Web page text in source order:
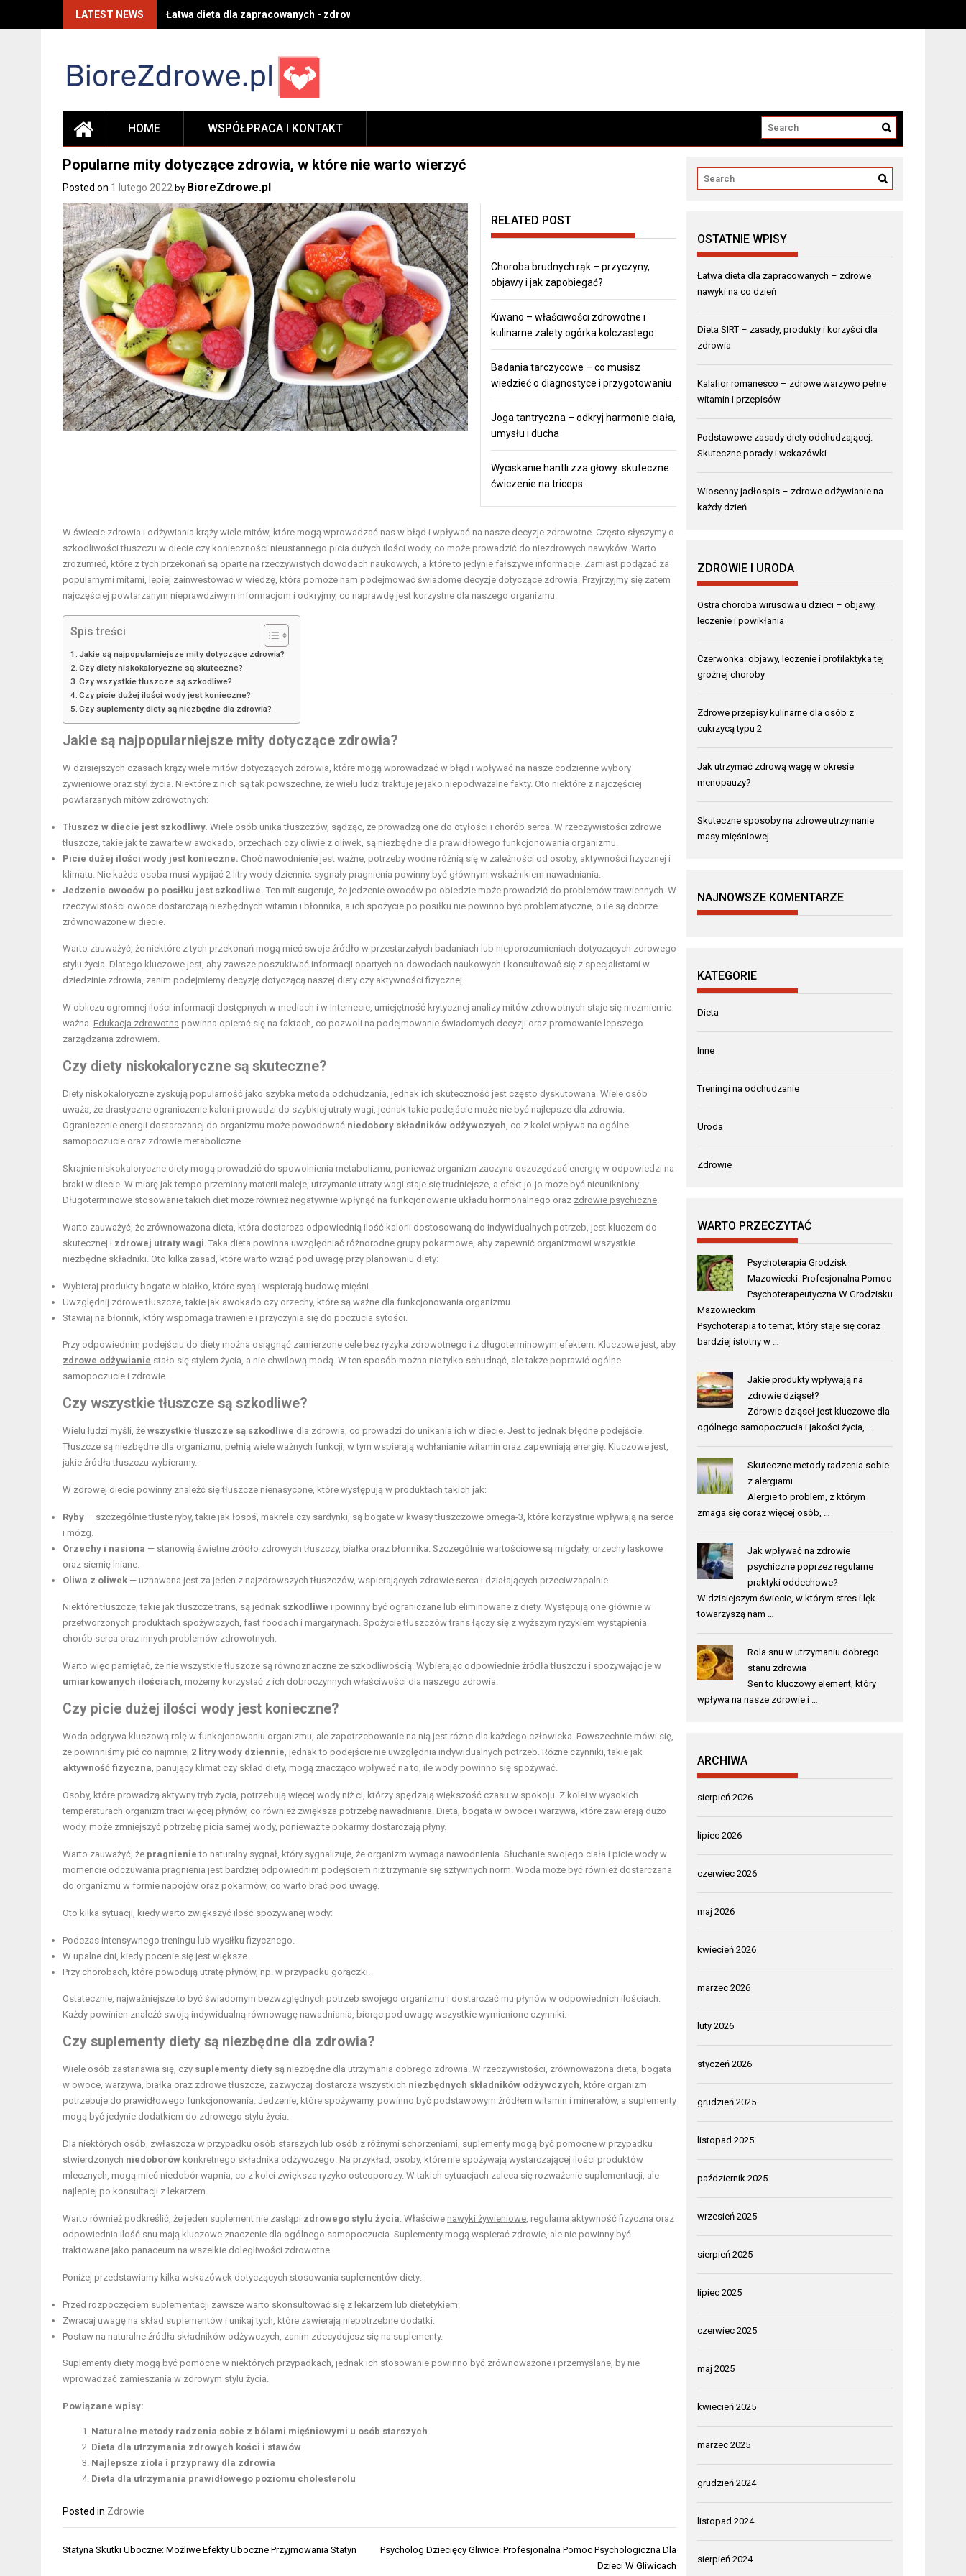
LATEST NEWS Łatwa dieta dla zapracowanych - zdrowe nawyki na co dzień
HOME WSPÓŁPRACA I KONTAKT
Popularne mity dotyczące zdrowia, w które nie warto wierzyć
Posted on 1 lutego 2022 by BioreZdrowe.pl
RELATED POST
Choroba brudnych rąk – przyczyny,
objawy i jak zapobiegać?
Kiwano – właściwości zdrowotne i
kulinarne zalety ogórka kolczastego
Badania tarczycowe – co musisz
wiedzieć o diagnostyce i przygotowaniu
Joga tantryczna – odkryj harmonie ciała,
umysłu i ducha
Wyciskanie hantli zza głowy: skuteczne
ćwiczenie na triceps
W świecie zdrowia i odżywiania krąży wiele mitów, które mogą wprowadzać nas w błąd i wpływać na nasze decyzje zdrowotne. Często słyszymy o
szkodliwości tłuszczu w diecie czy konieczności nieustannego picia dużych ilości wody, co może prowadzić do niezdrowych nawyków. Warto
zrozumieć, które z tych przekonań są oparte na rzeczywistych dowodach naukowych, a które to jedynie fałszywe informacje. Zamiast podążać za
popularnymi mitami, lepiej zainwestować w wiedzę, która pomoże nam podejmować świadome decyzje dotyczące zdrowia. Przyjrzyjmy się zatem
najczęściej powtarzanym nieprawdziwym informacjom i odkryjmy, co naprawdę jest korzystne dla naszego organizmu.
Spis treści
Jakie są najpopularniejsze mity dotyczące zdrowia?
Czy diety niskokaloryczne są skuteczne?
Czy wszystkie tłuszcze są szkodliwe?
Czy picie dużej ilości wody jest konieczne?
Czy suplementy diety są niezbędne dla zdrowia?
Jakie są najpopularniejsze mity dotyczące zdrowia?
W dzisiejszych czasach krąży wiele mitów dotyczących zdrowia, które mogą wprowadzać w błąd i wpływać na nasze codzienne wybory
żywieniowe oraz styl życia. Niektóre z nich są tak powszechne, że wielu ludzi traktuje je jako niepodważalne fakty. Oto niektóre z najczęściej
powtarzanych mitów zdrowotnych:
Tłuszcz w diecie jest szkodliwy. Wiele osób unika tłuszczów, sądząc, że prowadzą one do otyłości i chorób serca. W rzeczywistości zdrowe
tłuszcze, takie jak te zawarte w awokado, orzechach czy oliwie z oliwek, są niezbędne dla prawidłowego funkcjonowania organizmu.
Picie dużej ilości wody jest konieczne. Choć nawodnienie jest ważne, potrzeby wodne różnią się w zależności od osoby, aktywności fizycznej i
klimatu. Nie każda osoba musi wypijać 2 litry wody dziennie; sygnały pragnienia powinny być głównym wskaźnikiem nawadniania.
Jedzenie owoców po posiłku jest szkodliwe. Ten mit sugeruje, że jedzenie owoców po obiedzie może prowadzić do problemów trawiennych. W
rzeczywistości owoce dostarczają niezbędnych witamin i błonnika, a ich spożycie po posiłku nie powinno być problematyczne, o ile są dobrze
zrównoważone w diecie.
Warto zauważyć, że niektóre z tych przekonań mogą mieć swoje źródło w przestarzałych badaniach lub nieporozumieniach dotyczących zdrowego
stylu życia. Dlatego kluczowe jest, aby zawsze poszukiwać informacji opartych na dowodach naukowych i konsultować się z specjalistami w
dziedzinie zdrowia, zanim podejmiemy decyzję dotyczącą naszej diety czy aktywności fizycznej.
W obliczu ogromnej ilości informacji dostępnych w mediach i w Internecie, umiejętność krytycznej analizy mitów zdrowotnych staje się niezmiernie
ważna. Edukacja zdrowotna powinna opierać się na faktach, co pozwoli na podejmowanie świadomych decyzji oraz promowanie lepszego
zarządzania zdrowiem.
Czy diety niskokaloryczne są skuteczne?
Diety niskokaloryczne zyskują popularność jako szybka metoda odchudzania, jednak ich skuteczność jest często dyskutowana. Wiele osób
uważa, że drastyczne ograniczenie kalorii prowadzi do szybkiej utraty wagi, jednak takie podejście może nie być najlepsze dla zdrowia.
Ograniczenie energii dostarczanej do organizmu może powodować niedobory składników odżywczych, co z kolei wpływa na ogólne
samopoczucie oraz zdrowie metaboliczne.
Skrajnie niskokaloryczne diety mogą prowadzić do spowolnienia metabolizmu, ponieważ organizm zaczyna oszczędzać energię w odpowiedzi na
braki w diecie. W miarę jak tempo przemiany materii maleje, utrzymanie utraty wagi staje się trudniejsze, a efekt jo-jo może być nieunikniony.
Długoterminowe stosowanie takich diet może również negatywnie wpłynąć na funkcjonowanie układu hormonalnego oraz zdrowie psychiczne.
Warto zauważyć, że zrównoważona dieta, która dostarcza odpowiednią ilość kalorii dostosowaną do indywidualnych potrzeb, jest kluczem do
skutecznej i zdrowej utraty wagi. Taka dieta powinna uwzględniać różnorodne grupy pokarmowe, aby zapewnić organizmowi wszystkie
niezbędne składniki. Oto kilka zasad, które warto wziąć pod uwagę przy planowaniu diety:
Wybieraj produkty bogate w białko, które sycą i wspierają budowę mięśni.
Uwzględnij zdrowe tłuszcze, takie jak awokado czy orzechy, które są ważne dla funkcjonowania organizmu.
Stawiaj na błonnik, który wspomaga trawienie i przyczynia się do poczucia sytości.
Przy odpowiednim podejściu do diety można osiągnąć zamierzone cele bez ryzyka zdrowotnego i z długoterminowym efektem. Kluczowe jest, aby
zdrowe odżywianie stało się stylem życia, a nie chwilową modą. W ten sposób można nie tylko schudnąć, ale także poprawić ogólne
samopoczucie i zdrowie.
Czy wszystkie tłuszcze są szkodliwe?
Wielu ludzi myśli, że wszystkie tłuszcze są szkodliwe dla zdrowia, co prowadzi do unikania ich w diecie. Jest to jednak błędne podejście.
Tłuszcze są niezbędne dla organizmu, pełnią wiele ważnych funkcji, w tym wspierają wchłanianie witamin oraz zapewniają energię. Kluczowe jest,
jakie źródła tłuszczu wybieramy.
W zdrowej diecie powinny znaleźć się tłuszcze nienasycone, które występują w produktach takich jak:
Ryby — szczególnie tłuste ryby, takie jak łosoś, makrela czy sardynki, są bogate w kwasy tłuszczowe omega-3, które korzystnie wpływają na serce
i mózg.
Orzechy i nasiona — stanowią świetne źródło zdrowych tłuszczy, białka oraz błonnika. Szczególnie wartościowe są migdały, orzechy laskowe
oraz siemię lniane.
Oliwa z oliwek — uznawana jest za jeden z najzdrowszych tłuszczów, wspierających zdrowie serca i działających przeciwzapalnie.
Niektóre tłuszcze, takie jak tłuszcze trans, są jednak szkodliwe i powinny być ograniczane lub eliminowane z diety. Występują one głównie w
przetworzonych produktach spożywczych, fast foodach i margarynach. Spożycie tłuszczów trans łączy się z wyższym ryzykiem wystąpienia
chorób serca oraz innych problemów zdrowotnych.
Warto więc pamiętać, że nie wszystkie tłuszcze są równoznaczne ze szkodliwością. Wybierając odpowiednie źródła tłuszczu i spożywając je w
umiarkowanych ilościach, możemy korzystać z ich dobroczynnych właściwości dla naszego zdrowia.
Czy picie dużej ilości wody jest konieczne?
Woda odgrywa kluczową rolę w funkcjonowaniu organizmu, ale zapotrzebowanie na nią jest różne dla każdego człowieka. Powszechnie mówi się,
że powinniśmy pić co najmniej 2 litry wody dziennie, jednak to podejście nie uwzględnia indywidualnych potrzeb. Różne czynniki, takie jak
aktywność fizyczna, panujący klimat czy skład diety, mogą znacząco wpływać na to, ile wody powinno się spożywać.
Osoby, które prowadzą aktywny tryb życia, potrzebują więcej wody niż ci, którzy spędzają większość czasu w spokoju. Z kolei w wysokich
temperaturach organizm traci więcej płynów, co również zwiększa potrzebę nawadniania. Dieta, bogata w owoce i warzywa, które zawierają dużo
wody, może zmniejszyć potrzebę picia samej wody, ponieważ te pokarmy dostarczają płyny.
Warto zauważyć, że pragnienie to naturalny sygnał, który sygnalizuje, że organizm wymaga nawodnienia. Słuchanie swojego ciała i picie wody w
momencie odczuwania pragnienia jest bardziej odpowiednim podejściem niż trzymanie się sztywnych norm. Woda może być również dostarczana
do organizmu w formie napojów oraz pokarmów, co warto brać pod uwagę.
Oto kilka sytuacji, kiedy warto zwiększyć ilość spożywanej wody:
Podczas intensywnego treningu lub wysiłku fizycznego.
W upalne dni, kiedy pocenie się jest większe.
Przy chorobach, które powodują utratę płynów, np. w przypadku gorączki.
Ostatecznie, najważniejsze to być świadomym bezwzględnych potrzeb swojego organizmu i dostarczać mu płynów w odpowiednich ilościach.
Każdy powinien znaleźć swoją indywidualną równowagę nawadniania, biorąc pod uwagę wszystkie wymienione czynniki.
Czy suplementy diety są niezbędne dla zdrowia?
Wiele osób zastanawia się, czy suplementy diety są niezbędne dla utrzymania dobrego zdrowia. W rzeczywistości, zrównoważona dieta, bogata
w owoce, warzywa, białka oraz zdrowe tłuszcze, zazwyczaj dostarcza wszystkich niezbędnych składników odżywczych, które organizm
potrzebuje do prawidłowego funkcjonowania. Jedzenie, które spożywamy, powinno być podstawowym źródłem witamin i minerałów, a suplementy
mogą być jedynie dodatkiem do zdrowego stylu życia.
Dla niektórych osób, zwłaszcza w przypadku osób starszych lub osób z różnymi schorzeniami, suplementy mogą być pomocne w przypadku
stwierdzonych niedoborów konkretnego składnika odżywczego. Na przykład, osoby, które nie spożywają wystarczającej ilości produktów
mlecznych, mogą mieć niedobór wapnia, co z kolei zwiększa ryzyko osteoporozy. W takich sytuacjach zaleca się rozważenie suplementacji, ale
najlepiej po konsultacji z lekarzem.
Warto również podkreślić, że jeden suplement nie zastąpi zdrowego stylu życia. Właściwe nawyki żywieniowe, regularna aktywność fizyczna oraz
odpowiednia ilość snu mają kluczowe znaczenie dla ogólnego samopoczucia. Suplementy mogą wspierać zdrowie, ale nie powinny być
traktowane jako panaceum na wszelkie dolegliwości zdrowotne.
Poniżej przedstawiamy kilka wskazówek dotyczących stosowania suplementów diety:
Przed rozpoczęciem suplementacji zawsze warto skonsultować się z lekarzem lub dietetykiem.
Zwracaj uwagę na skład suplementów i unikaj tych, które zawierają niepotrzebne dodatki.
Postaw na naturalne źródła składników odżywczych, zanim zdecydujesz się na suplementy.
Suplementy diety mogą być pomocne w niektórych przypadkach, jednak ich stosowanie powinno być zrównoważone i przemyślane, by nie
wprowadzać zamieszania w zdrowym stylu życia.
Powiązane wpisy:
Naturalne metody radzenia sobie z bólami mięśniowymi u osób starszych
Dieta dla utrzymania zdrowych kości i stawów
Najlepsze zioła i przyprawy dla zdrowia
Dieta dla utrzymania prawidłowego poziomu cholesterolu
Posted in Zdrowie
Nawigacja
Statyna Skutki Uboczne: Możliwe Efekty Uboczne Przyjmowania Statyn
Psycholog Dziecięcy Gliwice: Profesjonalna Pomoc Psychologiczna Dla
Dzieci W Gliwicach
OSTATNIE WPISY
Łatwa dieta dla zapracowanych – zdrowe
nawyki na co dzień
Dieta SIRT – zasady, produkty i korzyści dla
zdrowia
Kalafior romanesco – zdrowe warzywo pełne
witamin i przepisów
Podstawowe zasady diety odchudzającej:
Skuteczne porady i wskazówki
Wiosenny jadłospis – zdrowe odżywianie na
każdy dzień
ZDROWIE I URODA
Ostra choroba wirusowa u dzieci – objawy,
leczenie i powikłania
Czerwonka: objawy, leczenie i profilaktyka tej
groźnej choroby
Zdrowe przepisy kulinarne dla osób z
cukrzycą typu 2
Jak utrzymać zdrową wagę w okresie
menopauzy?
Skuteczne sposoby na zdrowe utrzymanie
masy mięśniowej
NAJNOWSZE KOMENTARZE
KATEGORIE
Dieta
Inne
Treningi na odchudzanie
Uroda
Zdrowie
WARTO PRZECZYTAĆ
Psychoterapia Grodzisk
Mazowiecki: Profesjonalna Pomoc
Psychoterapeutyczna W Grodzisku
Mazowieckim
Psychoterapia to temat, który staje się coraz
bardziej istotny w …
Jakie produkty wpływają na
zdrowie dziąseł?
Zdrowie dziąseł jest kluczowe dla
ogólnego samopoczucia i jakości życia, …
Skuteczne metody radzenia sobie
z alergiami
Alergie to problem, z którym
zmaga się coraz więcej osób, …
Jak wpływać na zdrowie
psychiczne poprzez regularne
praktyki oddechowe?
W dzisiejszym świecie, w którym stres i lęk
towarzyszą nam …
Rola snu w utrzymaniu dobrego
stanu zdrowia
Sen to kluczowy element, który
wpływa na nasze zdrowie i …
ARCHIWA
sierpień 2026
lipiec 2026
czerwiec 2026
maj 2026
kwiecień 2026
marzec 2026
luty 2026
styczeń 2026
grudzień 2025
listopad 2025
październik 2025
wrzesień 2025
sierpień 2025
lipiec 2025
czerwiec 2025
maj 2025
kwiecień 2025
marzec 2025
grudzień 2024
listopad 2024
sierpień 2024